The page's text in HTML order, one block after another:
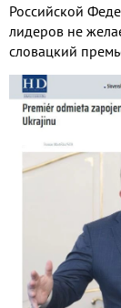
Российской
лидеров не
словацкий